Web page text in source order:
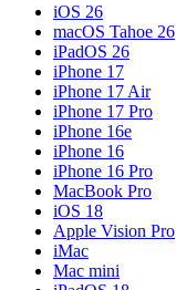
iOS 26
macOS Tahoe 26
iPadOS 26
iPhone 17
iPhone 17 Air
iPhone 17 Pro
iPhone 16e
iPhone 16
iPhone 16 Pro
MacBook Pro
iOS 18
Apple Vision Pro
iMac
Mac mini